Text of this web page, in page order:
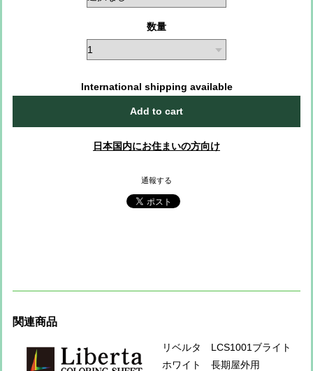
数量
International shipping available
Add to cart
日本国内にお住まいの方向け
通報する
関連商品
リベルタ LCS1001ブライト
ホワイト 長期屋外用